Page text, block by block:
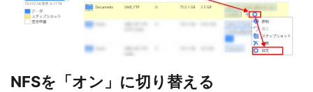
NFSを「オン」に切り替える